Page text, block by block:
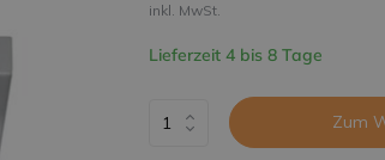
inkl. MwSt.
Lieferzeit 4 bis 8 Tage
Zum